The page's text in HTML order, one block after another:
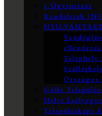
e-Ügyintézés
Rendeletek
Telephely
Országos
Gölle
Helyi
Településképi